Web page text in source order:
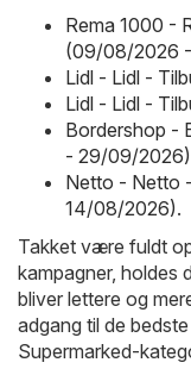
Rema 1000 -
(09/08/2026
Lidl - Lidl -
Lidl - Lidl -
Bordershop -
- 29/09/2026)
Netto - Netto
14/08/2026).
Takket være fuldt
kampagner, holdes
bliver lettere og
adgang til de
Supermarked-